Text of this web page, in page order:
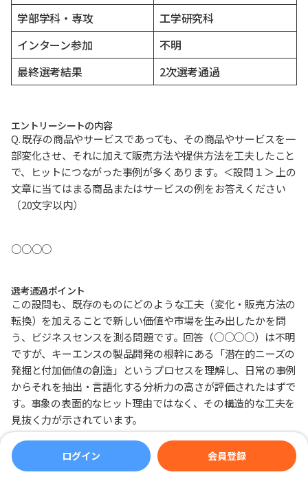
学部学科・専攻
工学研究科
インターン参加
不明
最終選考結果
2次選考通過
エントリーシートの内容
Q. 既存の商品やサービスであっても、その商品やサービスを一
部変化させ、それに加えて販売方法や提供方法を工夫したこと
で、ヒットにつながった事例が多くあります。＜設問１＞ 上の
文章に当てはまる商品またはサービスの例をお答えください
（20文字以内）
○○○○
選考通過ポイント
この設問も、既存のものにどのような工夫（変化・販売方法の
転換）を加えることで新しい価値や市場を生み出したかを問
う、ビジネスセンスを測る問題です。回答（○○○○）は不明
ですが、キーエンスの製品開発の根幹にある「潜在的ニーズの
発掘と付加価値の創造」というプロセスを理解し、日常の事例
からそれを抽出・言語化する分析力の高さが評価されたはずで
す。事象の表面的なヒット理由ではなく、その構造的な工夫を
見抜く力が示されています。
↓もっと詳しく見たい方はこちら
ログイン 会員登録